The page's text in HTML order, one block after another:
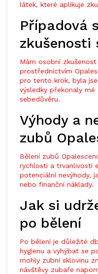
látek, které aplikuje
Případová
zkušenosti
Mám osobní
prostřednictvím
pro tento krok, byla
výsledky překonaly
sebedůvěru.
Výhody a
zubů
Bělení zubů
rychlosti a trvanlivosti
potenciální nevýhody,
nebo finanční náklady.
Jak si
po bělení
Po bělení je důležité
hygienu a vyhýbat se
mohly zubní sklovinu
návštěvy zubaře